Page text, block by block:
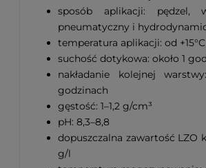
sposób aplikacji: pędzel,
pneumatyczny i
temperatura aplikacji: od
suchość dotykowa: około 1
nakładanie kolejnej
godzinach
gęstość: 1–1,2 g/cm³
pH: 8,3–8,8
dopuszczalna zawartość LZO
g/l